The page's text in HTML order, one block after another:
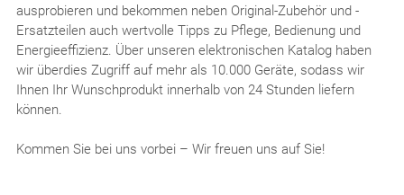
ausprobieren und bekommen neben Original-Zubehör und -
Ersatzteilen auch wertvolle Tipps zu Pflege, Bedienung und
Energieeffizienz. Über unseren elektronischen Katalog haben
wir überdies Zugriff auf mehr als 10.000 Geräte, sodass wir
Ihnen Ihr Wunschprodukt innerhalb von 24 Stunden liefern
können.
Kommen Sie bei uns vorbei – Wir freuen uns auf Sie!